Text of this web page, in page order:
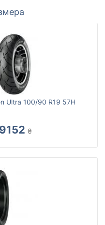
Ultra 100/90 R19 57H
₴